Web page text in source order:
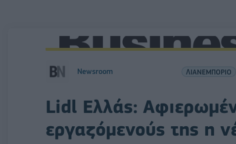
Newsroom ΛΙΑΝΕΜΠΟΡΙΟ
Lidl Ελλάς:
εργαζόμενούς της η